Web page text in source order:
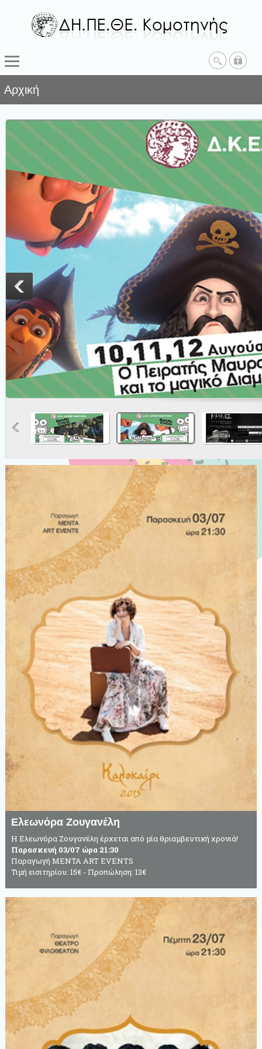
Αρχική
Ελεωνόρα Ζουγανέλη
Η Ελεωνόρα Ζουγανέλη έρχεται από μία θριαμβευτική χρονιά!
Παρασκευή 03/07 ώρα 21:30
Παραγωγή MENTA ART EVENTS
Τιμή εισιτηρίου: 15€ - Προπώληση: 13€